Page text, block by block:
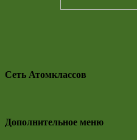
Сеть Атомклассов
Дополнительное меню